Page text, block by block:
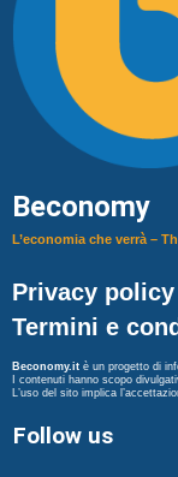
Beconomy
L’economia che verrà –
Privacy policy
Termini e
Beconomy.it è un progetto di
I contenuti hanno scopo
L’uso del sito implica
Follow us